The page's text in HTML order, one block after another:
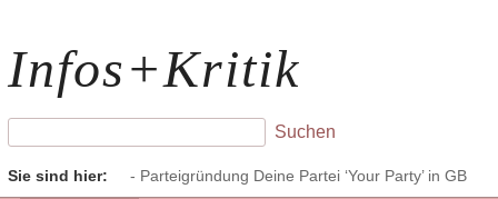
Infos+Kritik
Sie sind hier: - Parteigründung Deine Partei ‘Your Party’ in GB